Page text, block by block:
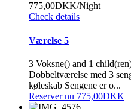
775,00DKK/Night
Check details
Værelse 5
3 Voksne() and 1
Dobbeltværelse med 3
køleskab Sengene er o...
Reserver nu 775,00DKK